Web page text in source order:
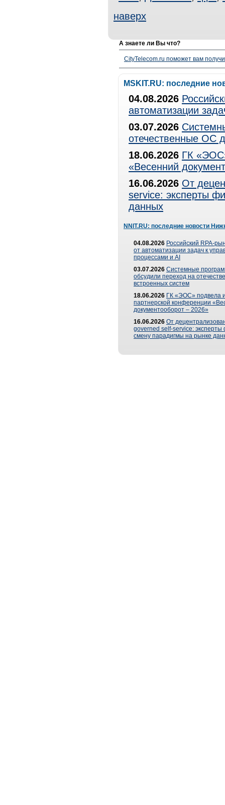
наверх
А знаете ли Вы что?
CityTelecom.ru поможет вам
MSKIT.RU: последние
04.08.2026
автоматизации
03.07.2026
отечественные ОС
18.06.2026 ГК
«Весенний
16.06.2026 От
service: эксперты
данных
NNIT.RU: последние новости
04.08.2026 Российский RPA-
от автоматизации задач к
процессами и AI
03.07.2026 Системные
обсудили переход на
встроенных систем
18.06.2026 ГК «ЭОС» подвела
партнерской конференции
документооборот – 2026»
16.06.2026 От
governed self-service: эксперты
смену парадигмы на рынке